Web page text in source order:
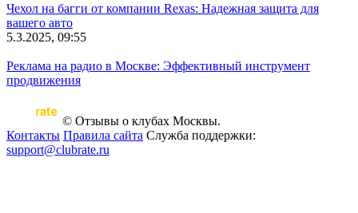
Чехол на багги от компании Rexas: Надежная защита для
вашего авто
5.3.2025, 09:55
Реклама на радио в Москве: Эффективный инструмент
продвижения
© Отзывы о клубах Москвы.
Контакты Правила сайта Служба поддержки:
support@clubrate.ru